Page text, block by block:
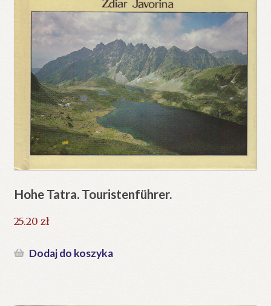
Hohe Tatra. Touristenführer.
25.20 zł
Dodaj do koszyka